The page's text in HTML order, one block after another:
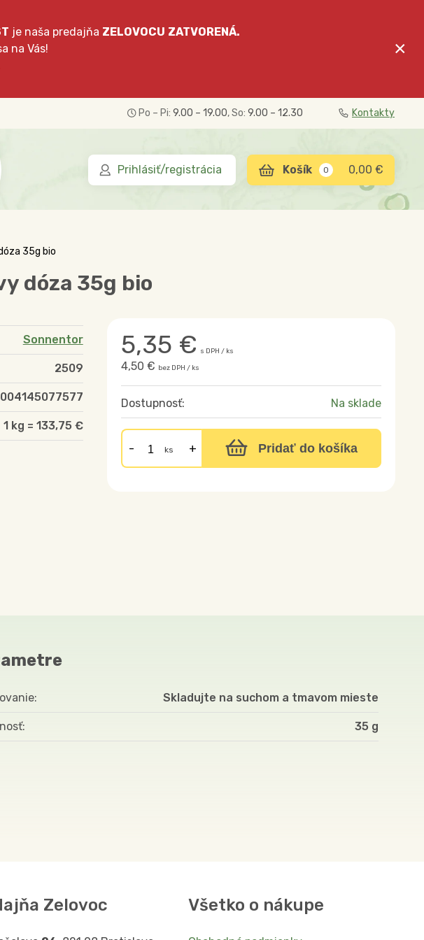
je naša predajňa ZELOVOCU ZATVORENÁ.
na Vás!
×
Po – Pi: 9.00 – 19.00, So: 9.00 – 12.30 Kontakty
Prihlásiť/registrácia 0,00 €
0
35g bio
dóza 35g bio
5,35 € s DPH / ks
4,50 € bez DPH / ks
Dostupnosť: Na sklade
ks Pridať do košíka
Sonnentor
2509
1 kg = 133,75 €
Skladujte na suchom a tmavom mieste
35
Zelovoc Všetko o nákupe